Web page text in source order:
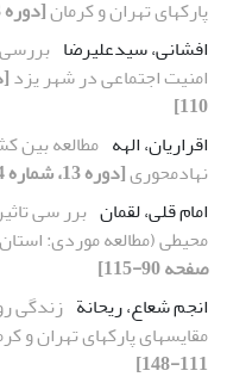
پارک‏های تهران و کرمان[دوره 13، شماره 3، 1391، صفحه 111-148]
افشانی، سیدعلیرضا
امنیت اجتماعی در شهر یزد
110]
اقراریان، الهه مطالعه بین
نهادمحوری[دوره 13، شماره 4، 1391، صفحه 60-89]
امام قلی، لقمان برر سی
محیطی (مطالعه موردی:
صفحه 90-115]
انجم شعاع، ریحانة زندگی
مقایسه‎ای پارک‏های تهران و کرمان
111-148]